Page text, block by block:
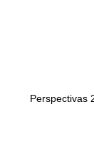
Perspectivas